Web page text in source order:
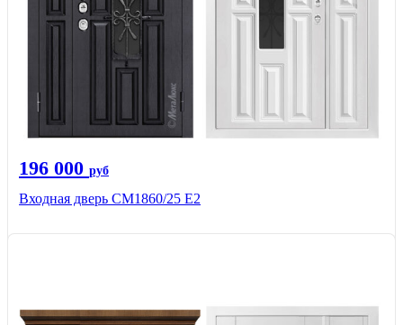
196 000 руб
Входная дверь СМ1860/25 Е2